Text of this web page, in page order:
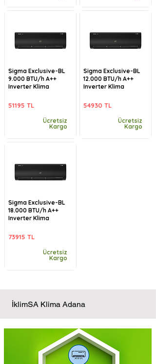
Sigma Exclusive-BL
9.000 BTU/h A++
Inverter Klima
51195 TL
Ücretsiz
Kargo
Sigma Exclusive-BL
18.000 BTU/h A++
Inverter Klima
73915 TL
Ücretsiz
Kargo
Sigma Exclusive-BL
12.000 BTU/h A++
Inverter Klima
54930 TL
Ücretsiz
Kargo
İklimSA Klima Adana